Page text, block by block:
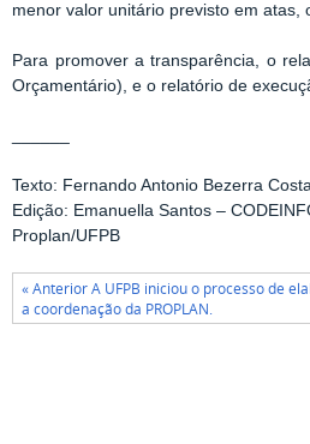
menor valor unitário previsto em atas,
Para promover a transparência, o
Orçamentário), e o relatório de
Texto: Fernando Antonio Bezerra
Edição: Emanuella Santos –
Proplan/UFPB
« Anterior A UFPB iniciou o processo de
a coordenação da PROPLAN.